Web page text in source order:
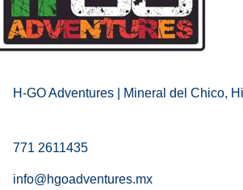
H-GO Adventures | Mineral del Chico,
771 2611435
info@hgoadventures.mx